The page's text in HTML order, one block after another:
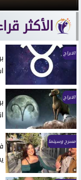
الأكثر
الابراج
الابراج
مسرح وسينما